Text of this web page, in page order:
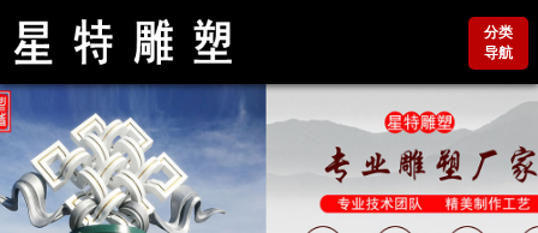
分类
导航